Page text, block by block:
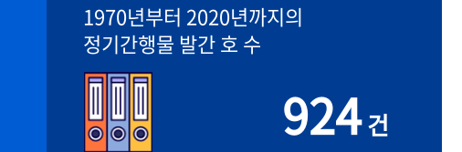
1970년부터 2020년까지의
정기간행물 발간 호 수
924건